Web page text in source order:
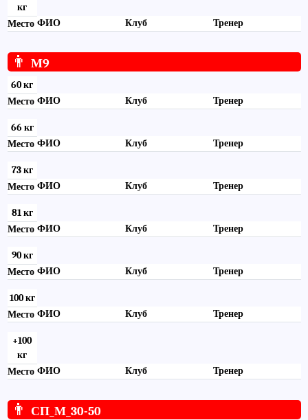
кг
Место ФИО Клуб Тренер
👨 М9
60 кг
Место ФИО Клуб Тренер
66 кг
Место ФИО Клуб Тренер
73 кг
Место ФИО Клуб Тренер
81 кг
Место ФИО Клуб Тренер
90 кг
Место ФИО Клуб Тренер
100 кг
Место ФИО Клуб Тренер
+100
кг
Место ФИО Клуб Тренер
👨 СП_М_30-50